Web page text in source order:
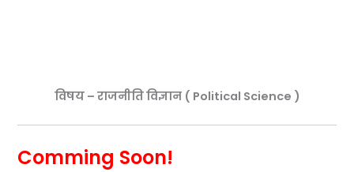
विषय – राजनीति विज्ञान ( Political Science )
Comming Soon!